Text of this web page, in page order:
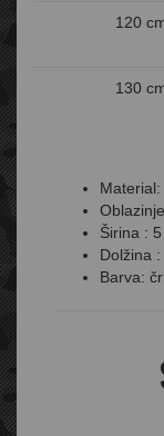
120
130
Širina :
Dolžina
Barva: